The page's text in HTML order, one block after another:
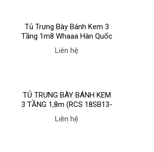
Tủ Trưng Bày Bánh Kem 3
Tầng 1m8 Whaaa Hàn Quốc
Liên hệ
TỦ TRƯNG BÀY BÁNH KEM
3 TẦNG 1,8m (RCS 18SB13-
2FB) hãng BERJAYA
Liên hệ